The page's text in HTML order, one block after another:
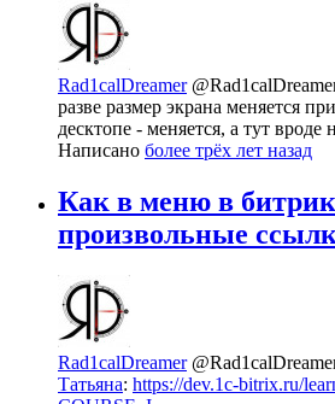
Rad1calDreamer
разве размер экрана меняется
десктопе - меняется, а тут вроде
Написано более трёх лет назад
Как в меню в
произвольные
Rad1calDreamer
Татьяна: https://dev.1c-bitrix.ru/